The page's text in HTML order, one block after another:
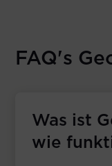
FAQ's
Was ist
wie